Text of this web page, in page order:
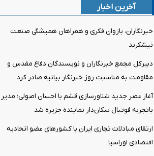
آخرین اخبار
خبرنگاران، بازوان فکری و همراهان همیشگی صنعت
نیشکرند
دبیرکل مجمع خبرنگاران و نویسندگان دفاع مقدس و
مقاومت به مناسبت روز خبرنگار بیانیه صادر کرد
آغاز عصر جدید شناورسازی قشم با احسان اصولی؛ مدیر
باتجربه فوتبال سکان‌دار نماینده جزیره شد
ارتقای مبادلات تجاری ایران با کشورهای عضو اتحادیه
اقتصادی اوراسیا